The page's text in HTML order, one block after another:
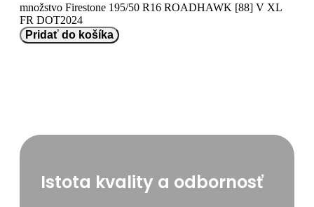
množstvo Firestone 195/50 R16 ROADHAWK [88] V XL
FR DOT2024
Pridať do košíka
Istota kvality a odbornosť